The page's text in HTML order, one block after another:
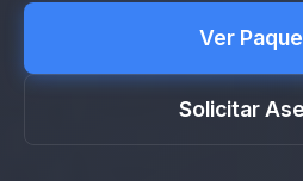
Ver
Solicitar